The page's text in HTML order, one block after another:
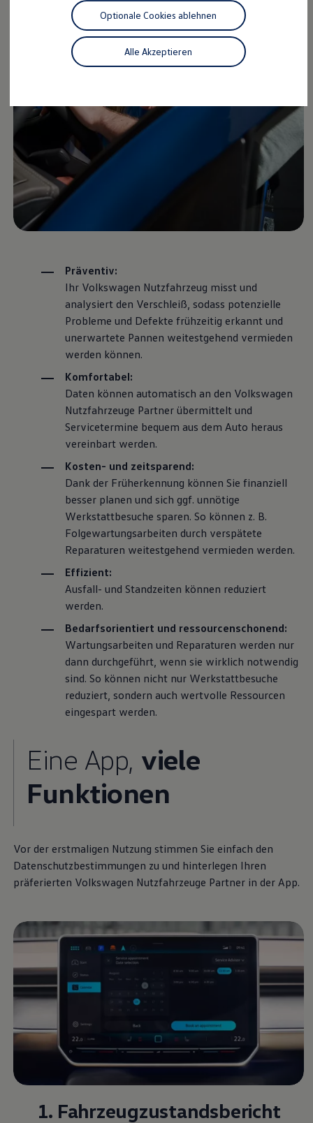
California Reisen & Erlebnisse
California App
California Lifestyle & Zubehör
Übernachten im California
Unternehmen
Karriere im Autohaus
Nachhaltigkeit
Kunden
Gesellschaft
Natur
Rückblick VW Bus Festival 2023
75 Jahre Bulli Jubiläum
Fahrzeugabholung ab Werk
Präventiv:
Ihr Volkswagen Nutzfahrzeug misst und
analysiert den Verschleiß, sodass potenzielle
Probleme und Defekte frühzeitig erkannt und
unerwartete Pannen weitestgehend vermieden
werden können.
Komfortabel:
Daten können automatisch an den Volkswagen
Nutzfahrzeuge Partner übermittelt und
Servicetermine bequem aus dem Auto heraus
vereinbart werden.
Kosten- und zeitsparend:
Dank der Früherkennung können Sie finanziell
besser planen und sich ggf. unnötige
Werkstattbesuche sparen. So können z. B.
Folgewartungsarbeiten durch verspätete
Reparaturen weitestgehend vermieden werden.
Effizient:
Ausfall- und Standzeiten können reduziert
werden.
Bedarfsorientiert und ressourcenschonend:
Wartungsarbeiten und Reparaturen werden nur
dann durchgeführt, wenn sie wirklich notwendig
sind. So können nicht nur Werkstattbesuche
reduziert, sondern auch wertvolle Ressourcen
eingespart werden.
Eine App, viele
Funktionen
Vor der erstmaligen Nutzung stimmen Sie einfach den
Datenschutzbestimmungen zu und hinterlegen Ihren
präferierten Volkswagen Nutzfahrzeuge Partner in der App.
1. Fahrzeugzustandsbericht
Alle Akzeptieren
Optionale Cookies ablehnen